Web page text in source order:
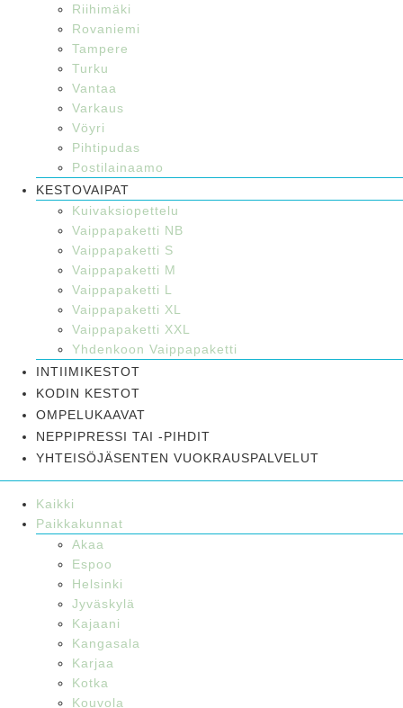
Riihimäki
Rovaniemi
Tampere
Turku
Vantaa
Varkaus
Vöyri
Pihtipudas
Postilainaamo
KESTOVAIPAT
Kuivaksiopettelu
Vaippapaketti NB
Vaippapaketti S
Vaippapaketti M
Vaippapaketti L
Vaippapaketti XL
Vaippapaketti XXL
Yhdenkoon Vaippapaketti
INTIIMIKESTOT
KODIN KESTOT
OMPELUKAAVAT
NEPPIPRESSI TAI -PIHDIT
YHTEISÖJÄSENTEN VUOKRAUSPALVELUT
Kaikki
Paikkakunnat
Akaa
Espoo
Helsinki
Jyväskylä
Kajaani
Kangasala
Karjaa
Kotka
Kouvola